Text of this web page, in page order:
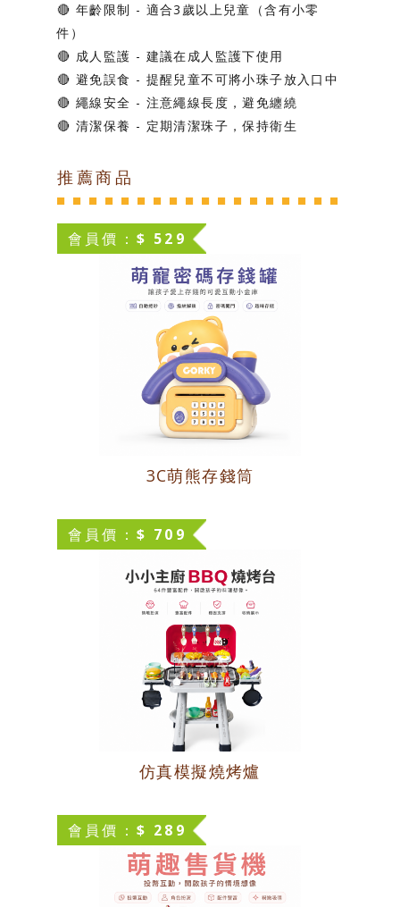
🔴 年齡限制 - 適合3歲以上兒童（含有小零
件）
🔴 成人監護 - 建議在成人監護下使用
🔴 避免誤食 - 提醒兒童不可將小珠子放入口中
🔴 繩線安全 - 注意繩線長度，避免纏繞
🔴 清潔保養 - 定期清潔珠子，保持衛生
推薦商品
會員價：$ 529
3C萌熊存錢筒
會員價：$ 709
仿真模擬燒烤爐
會員價：$ 289